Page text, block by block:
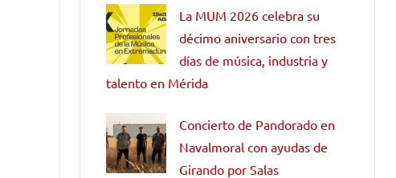
La MUM 2026 celebra su
décimo aniversario con tres
días de música, industria y
talento en Mérida
Concierto de Pandorado en
Navalmoral con ayudas de
Girando por Salas